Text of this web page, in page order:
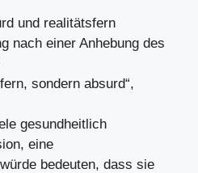
und realitätsfern
nach einer Anhebung des
sondern absurd“,
gesundheitlich
eine
bedeuten, dass sie